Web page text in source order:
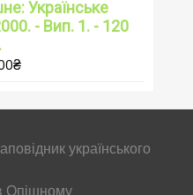
Українське
- Вип. 1. - 120
₴
українського
Опішному